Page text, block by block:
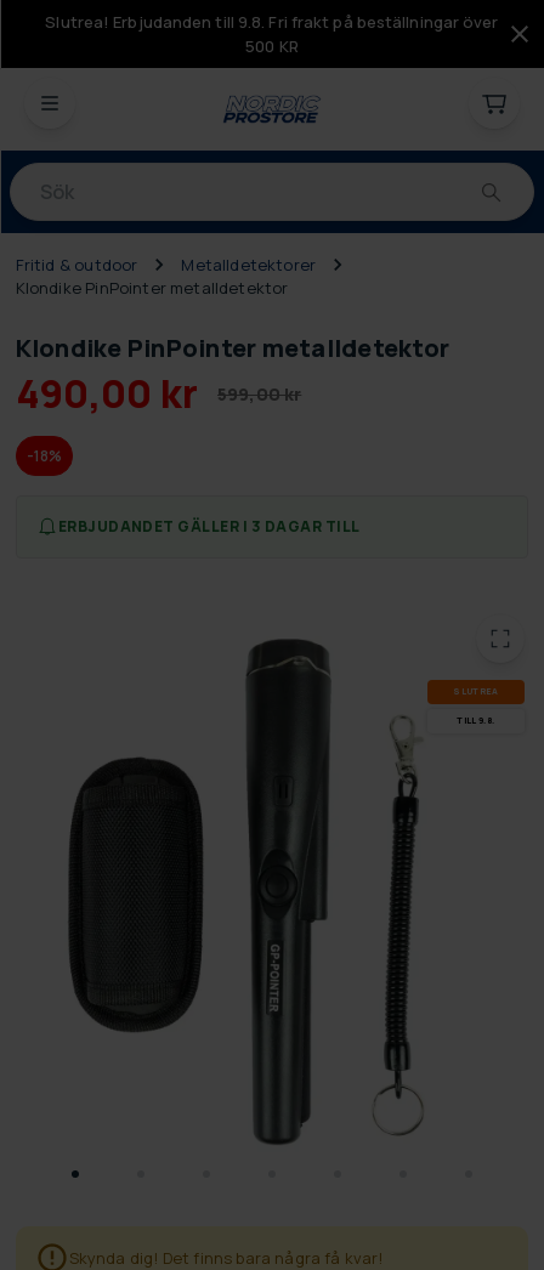
Slutrea! Erbjudanden till 9.8. Fri frakt på beställningar över
500 KR
Produkter
Fritid & outdoor
Metalldetektorer
Klondike PinPointer metalldetektor
Klondike PinPointer metalldetektor
490,00 kr 599,00 kr
-18%
ERBJUDANDET GÄLLER I 3 DAGAR TILL
SLUT­REA
TILL 9.8.
Skynda dig! Det finns bara några få kvar!